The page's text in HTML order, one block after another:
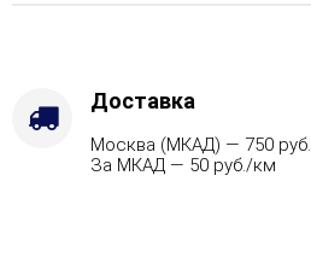
AISI
Доставка
Москва (МКАД) — 750 руб.
За МКАД — 50 руб./км